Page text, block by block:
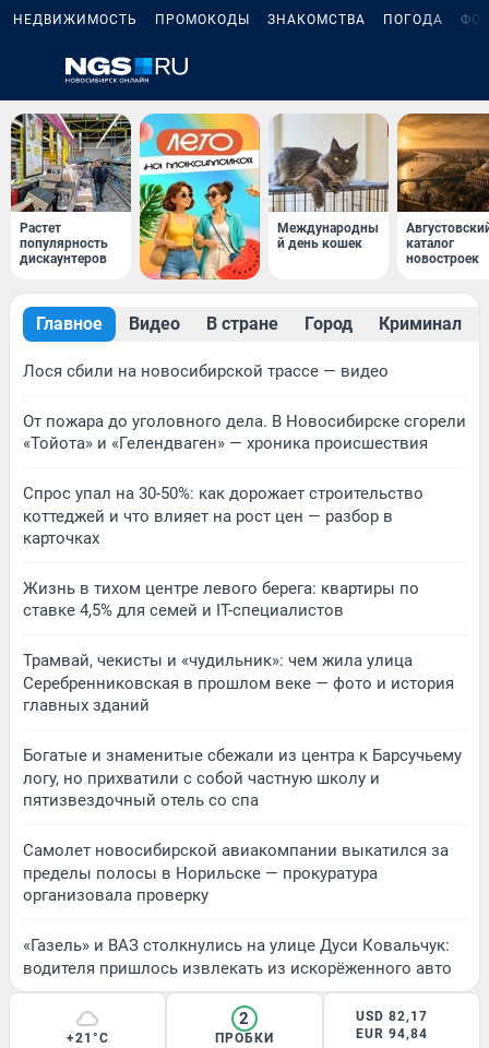
НЕДВИЖИМОСТЬ ПРОМОКОДЫ ЗНАКОМСТВА ПОГОДА
Растет
популярность
дискаунтеров
Международны
й день кошек
каталог
новостроек
Главное Видео В стране Город Криминал
Лося сбили на новосибирской трассе — видео
От пожара до уголовного дела. В Новосибирске сгорели
«Тойота» и «Гелендваген» — хроника происшествия
Спрос упал на 30-50%: как дорожает строительство
коттеджей и что влияет на рост цен — разбор в
карточках
Жизнь в тихом центре левого берега: квартиры по
ставке 4,5% для семей и IT-специалистов
Трамвай, чекисты и «чудильник»: чем жила улица
Серебренниковская в прошлом веке — фото и история
главных зданий
Богатые и знаменитые сбежали из центра к Барсучьему
логу, но прихватили с собой частную школу и
пятизвездочный отель со спа
Самолет новосибирской авиакомпании выкатился за
пределы полосы в Норильске — прокуратура
организовала проверку
«Газель» и ВАЗ столкнулись на улице Дуси Ковальчук:
водителя пришлось извлекать из искорёженного авто
+21°C
2
ПРОБКИ
USD 82,17
EUR 94,84